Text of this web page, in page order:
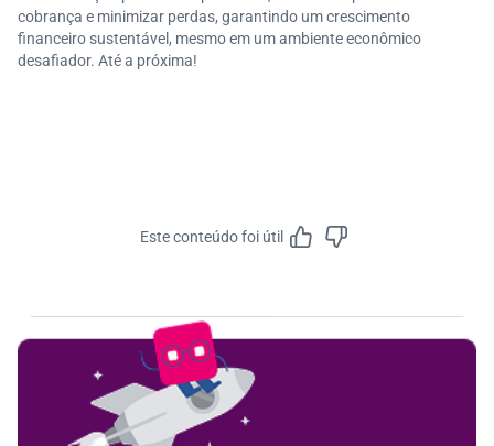
cobrança e minimizar perdas, garantindo um crescimento
financeiro sustentável, mesmo em um ambiente econômico
desafiador. Até a próxima!
Este conteúdo foi útil